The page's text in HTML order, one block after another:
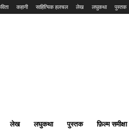
कहानी साहित्यिक हलचल लेख लघुकथा पुस्तक
लेख लघुकथा पुस्तक फ़िल्म समीक्षा